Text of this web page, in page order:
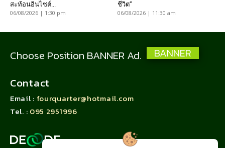
สะท้อนอินไซต์...
06/08/2026 | 1:30 pm
ชีวิต”
06/08/2026 | 11:30 am
Choose Position BANNER Ad. BANNER
Contact
Email : fourquarter@hotmail.com
Tel. : 095 2951996